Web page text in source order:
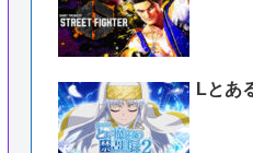
Lとあ